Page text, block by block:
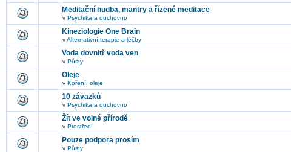
Meditační hudba, mantry a řízené meditace
v Psychika a duchovno
Kineziologie One Brain
vAlternativní terapie a léčby
Voda dovnitř voda ven
v Půsty
Oleje
v Koření, oleje
10 závazků
v Psychika a duchovno
Žít ve volné přírodě
v Prostředí
Pouze podpora prosím
v Půsty